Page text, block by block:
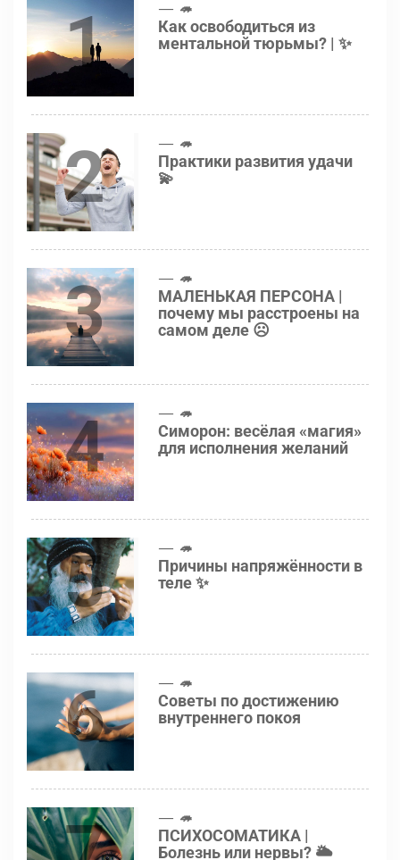
1 🦔
Как освободиться из
ментальной тюрьмы? | ✨
2 🦔
Практики развития удачи
💫
3 🦔
МАЛЕНЬКАЯ ПЕРСОНА |
почему мы расстроены на
самом деле ☹️
4 🦔
Симорон: весёлая «магия»
для исполнения желаний
5 🦔
Причины напряжённости в
теле ✨
6 🦔
Советы по достижению
внутреннего покоя
🦔
ПСИХОСОМАТИКА |
Болезнь или нервы? 🌥